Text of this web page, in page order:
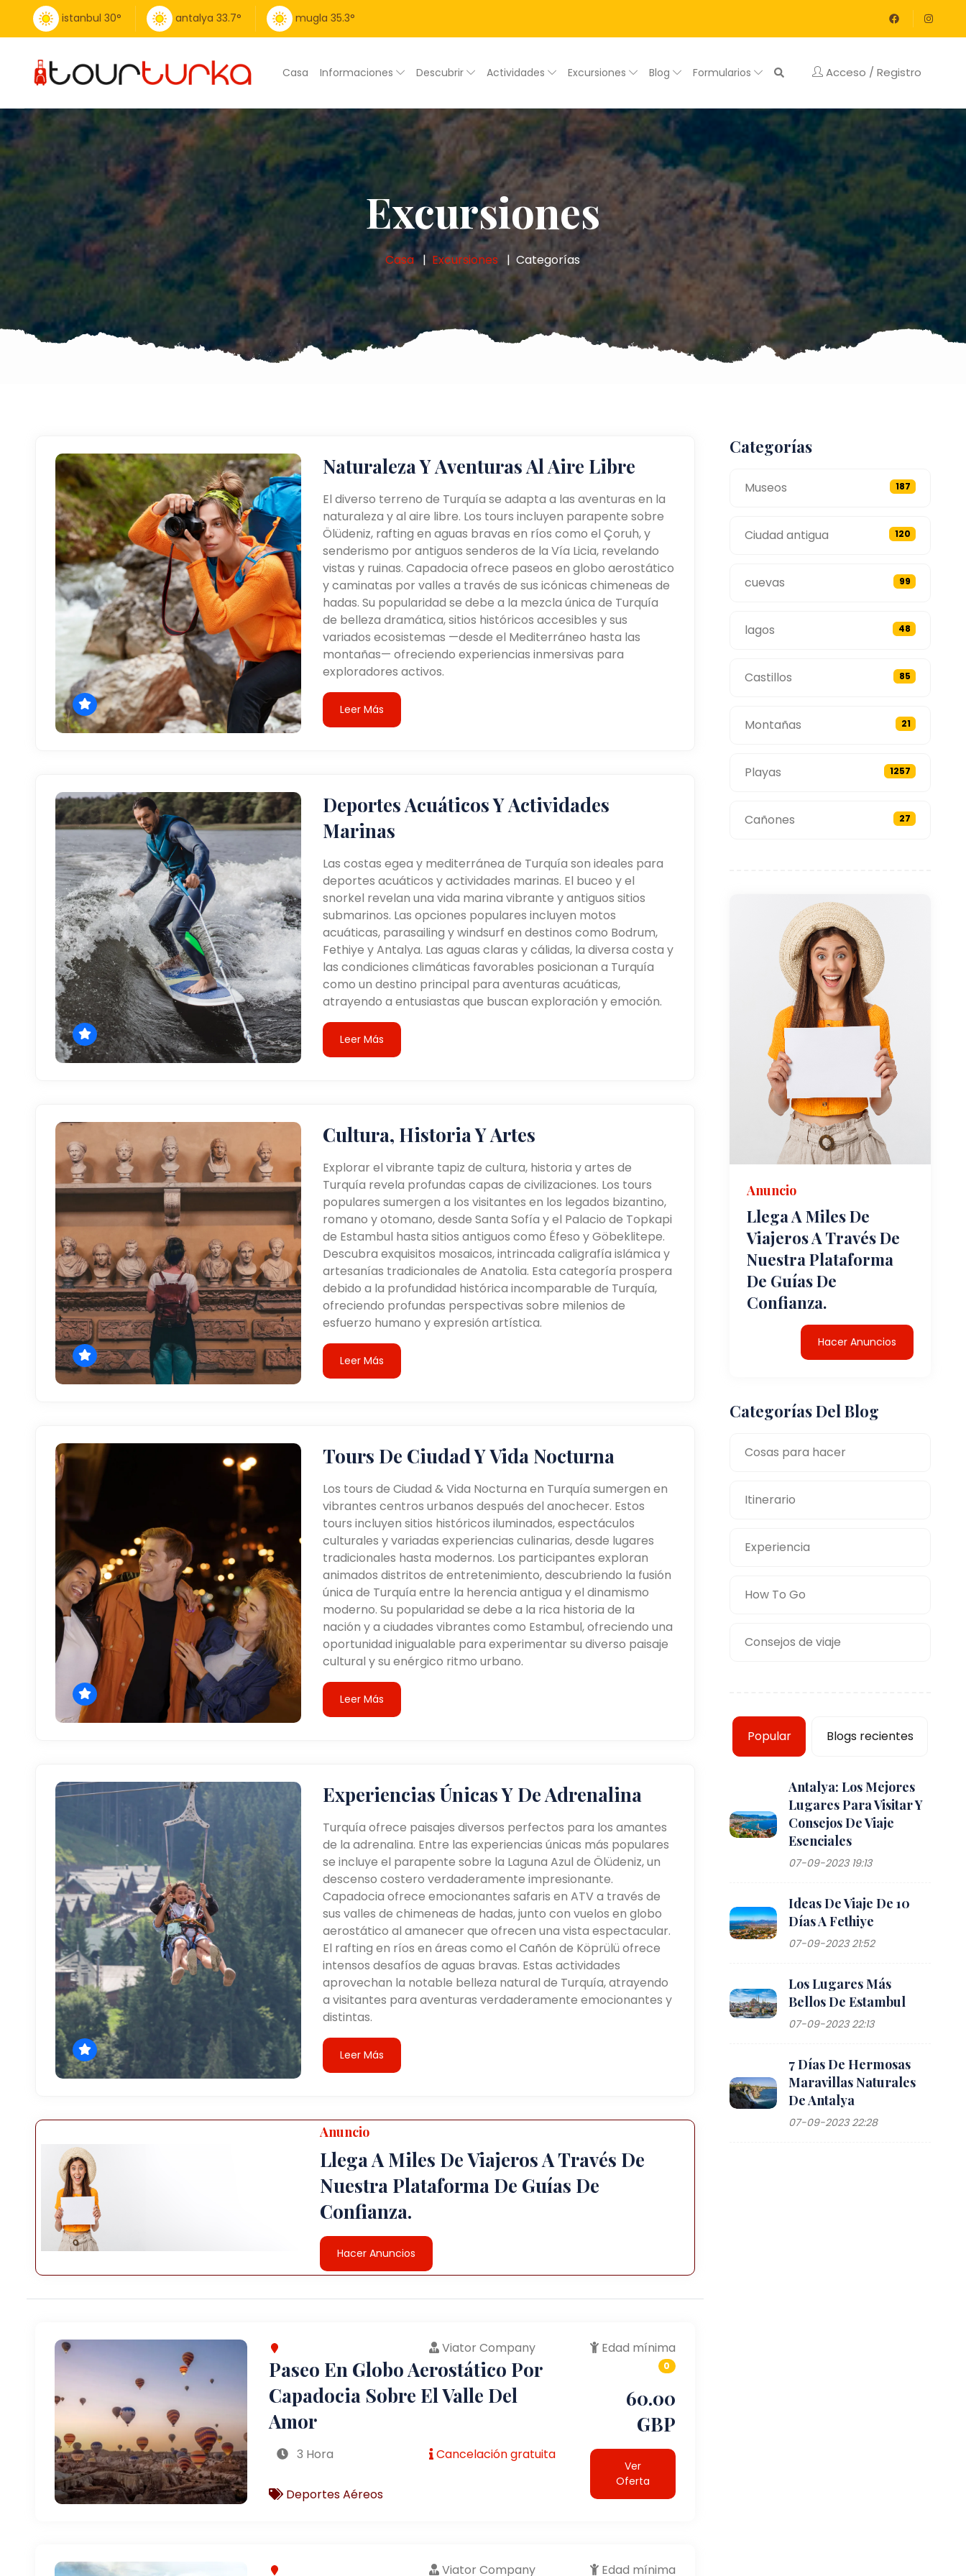
istanbul 30° antalya 33.7° mugla 35.3°
Casa Informaciones Descubrir Actividades Excursiones Blog Formularios Acceso / Registro
Excursiones
Casa Excursiones Categorías
Naturaleza Y Aventuras Al Aire Libre
El diverso terreno de Turquía se adapta a las aventuras en la
naturaleza y al aire libre. Los tours incluyen parapente sobre
Ölüdeniz, rafting en aguas bravas en ríos como el Çoruh, y
senderismo por antiguos senderos de la Vía Licia, revelando
vistas y ruinas. Capadocia ofrece paseos en globo aerostático
y caminatas por valles a través de sus icónicas chimeneas de
hadas. Su popularidad se debe a la mezcla única de Turquía
de belleza dramática, sitios históricos accesibles y sus
variados ecosistemas —desde el Mediterráneo hasta las
montañas— ofreciendo experiencias inmersivas para
exploradores activos.
Leer Más
Deportes Acuáticos Y Actividades
Marinas
Las costas egea y mediterránea de Turquía son ideales para
deportes acuáticos y actividades marinas. El buceo y el
snorkel revelan una vida marina vibrante y antiguos sitios
submarinos. Las opciones populares incluyen motos
acuáticas, parasailing y windsurf en destinos como Bodrum,
Fethiye y Antalya. Las aguas claras y cálidas, la diversa costa y
las condiciones climáticas favorables posicionan a Turquía
como un destino principal para aventuras acuáticas,
atrayendo a entusiastas que buscan exploración y emoción.
Leer Más
Cultura, Historia Y Artes
Explorar el vibrante tapiz de cultura, historia y artes de
Turquía revela profundas capas de civilizaciones. Los tours
populares sumergen a los visitantes en los legados bizantino,
romano y otomano, desde Santa Sofía y el Palacio de Topkapi
de Estambul hasta sitios antiguos como Éfeso y Göbeklitepe.
Descubra exquisitos mosaicos, intrincada caligrafía islámica y
artesanías tradicionales de Anatolia. Esta categoría prospera
debido a la profundidad histórica incomparable de Turquía,
ofreciendo profundas perspectivas sobre milenios de
esfuerzo humano y expresión artística.
Leer Más
Tours De Ciudad Y Vida Nocturna
Los tours de Ciudad & Vida Nocturna en Turquía sumergen en
vibrantes centros urbanos después del anochecer. Estos
tours incluyen sitios históricos iluminados, espectáculos
culturales y variadas experiencias culinarias, desde lugares
tradicionales hasta modernos. Los participantes exploran
animados distritos de entretenimiento, descubriendo la fusión
única de Turquía entre la herencia antigua y el dinamismo
moderno. Su popularidad se debe a la rica historia de la
nación y a ciudades vibrantes como Estambul, ofreciendo una
oportunidad inigualable para experimentar su diverso paisaje
cultural y su enérgico ritmo urbano.
Leer Más
Experiencias Únicas Y De Adrenalina
Turquía ofrece paisajes diversos perfectos para los amantes
de la adrenalina. Entre las experiencias únicas más populares
se incluye el parapente sobre la Laguna Azul de Ölüdeniz, un
descenso costero verdaderamente impresionante.
Capadocia ofrece emocionantes safaris en ATV a través de
sus valles de chimeneas de hadas, junto con vuelos en globo
aerostático al amanecer que ofrecen una vista espectacular.
El rafting en ríos en áreas como el Cañón de Köprülü ofrece
intensos desafíos de aguas bravas. Estas actividades
aprovechan la notable belleza natural de Turquía, atrayendo
a visitantes para aventuras verdaderamente emocionantes y
distintas.
Leer Más
Anuncio
Llega A Miles De Viajeros A Través De
Nuestra Plataforma De Guías De
Confianza.
Hacer Anuncios
Viator Company
Paseo En Globo Aerostático Por
Capadocia Sobre El Valle Del
Amor
3 Hora Cancelación gratuita
Deportes Aéreos
Edad mínima
0
60.00
GBP
Ver
Oferta
Viator Company Edad mínima
Categorías
Museos 187
Ciudad antigua 120
cuevas 99
lagos 48
Castillos 85
Montañas 21
Playas 1257
Cañones 27
Anuncio
Llega A Miles De
Viajeros A Través De
Nuestra Plataforma
De Guías De
Confianza.
Hacer Anuncios
Categorías Del Blog
Cosas para hacer
Itinerario
Experiencia
How To Go
Consejos de viaje
Popular Blogs recientes
Antalya: Los Mejores
Lugares Para Visitar Y
Consejos De Viaje
Esenciales
07-09-2023 19:13
Ideas De Viaje De 10
Días A Fethiye
07-09-2023 21:52
Los Lugares Más
Bellos De Estambul
07-09-2023 22:13
7 Días De Hermosas
Maravillas Naturales
De Antalya
07-09-2023 22:28